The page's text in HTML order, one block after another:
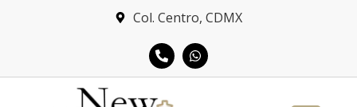
Col. Centro, CDMX